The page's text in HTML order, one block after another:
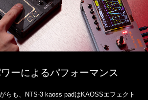
ーによるパフォーマンス
らも、NTS-3 kaoss padはKAOSSエフェクト